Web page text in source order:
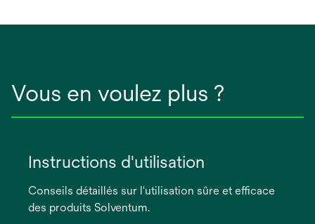
Vous en voulez plus ?
Instructions d'utilisation
Conseils détaillés sur l'utilisation sûre et efficace
des produits Solventum.